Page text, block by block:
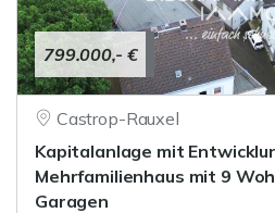
799.000,- €
Castrop-Rauxel
Kapitalanlage mit
Mehrfamilienhaus mit 9
Garagen